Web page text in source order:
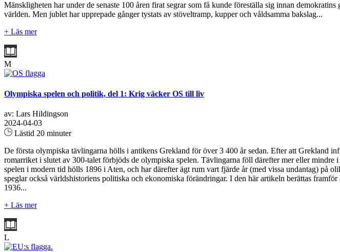
Mänskligheten har under de senaste 100 åren firat segrar som få kunde föreställa sig innan
världen. Men jublet har upprepade gånger tystats av stöveltramp, kupper och våldsamma bakslag...
+ Läs mer
M
Olympiska spelen och politik, del 1: Krig väcker OS till liv
av: Lars Hildingson
2024-04-03
Lästid 20 minuter
De första olympiska tävlingarna hölls i antikens Grekland för över 3 400 år sedan. Efter att Grekland
romarriket i slutet av 300-talet förbjöds de olympiska spelen. Tävlingarna föll därefter mer eller
spelen i modern tid hölls 1896 i Aten, och har därefter ägt rum vart fjärde år (med vissa undantag) på
speglar också världshistoriens politiska och ekonomiska förändringar. I den här artikeln berättas
1936...
+ Läs mer
L